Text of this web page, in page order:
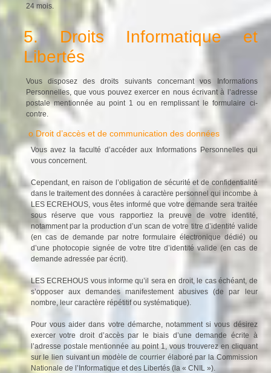
24 mois.
5. Droits Informatique et
Libertés
Vous disposez des droits suivants concernant vos Informations
Personnelles, que vous pouvez exercer en nous écrivant à l’adresse
postale mentionnée au point 1 ou en remplissant le formulaire ci-
contre.
o Droit d’accès et de communication des données
Vous avez la faculté d’accéder aux Informations Personnelles qui
vous concernent.
Cependant, en raison de l’obligation de sécurité et de confidentialité
dans le traitement des données à caractère personnel qui incombe à
LES ECREHOUS, vous êtes informé que votre demande sera traitée
sous réserve que vous rapportiez la preuve de votre identité,
notamment par la production d’un scan de votre titre d’identité valide
(en cas de demande par notre formulaire électronique dédié) ou
d’une photocopie signée de votre titre d’identité valide (en cas de
demande adressée par écrit).
LES ECREHOUS vous informe qu’il sera en droit, le cas échéant, de
s’opposer aux demandes manifestement abusives (de par leur
nombre, leur caractère répétitif ou systématique).
Pour vous aider dans votre démarche, notamment si vous désirez
exercer votre droit d’accès par le biais d’une demande écrite à
l’adresse postale mentionnée au point 1, vous trouverez en cliquant
sur le lien suivant un modèle de courrier élaboré par la Commission
Nationale de l’Informatique et des Libertés (la « CNIL »).